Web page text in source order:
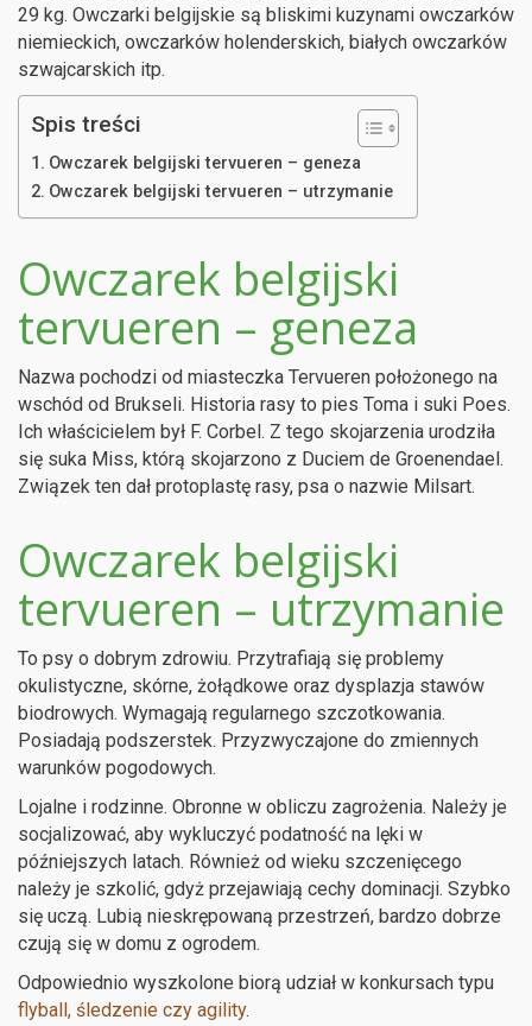
29 kg. Owczarki belgijskie są bliskimi kuzynami owczarków
niemieckich, owczarków holenderskich, białych owczarków
szwajcarskich itp.
Spis treści
Owczarek belgijski tervueren – geneza
Owczarek belgijski tervueren – utrzymanie
Owczarek belgijski
tervueren – geneza
Nazwa pochodzi od miasteczka Tervueren położonego na
wschód od Brukseli. Historia rasy to pies Toma i suki Poes.
Ich właścicielem był F. Corbel. Z tego skojarzenia urodziła
się suka Miss, którą skojarzono z Duciem de Groenendael.
Związek ten dał protoplastę rasy, psa o nazwie Milsart.
Owczarek belgijski
tervueren – utrzymanie
To psy o dobrym zdrowiu. Przytrafiają się problemy
okulistyczne, skórne, żołądkowe oraz dysplazja stawów
biodrowych. Wymagają regularnego szczotkowania.
Posiadają podszerstek. Przyzwyczajone do zmiennych
warunków pogodowych.
Lojalne i rodzinne. Obronne w obliczu zagrożenia. Należy je
socjalizować, aby wykluczyć podatność na lęki w
późniejszych latach. Również od wieku szczenięcego
należy je szkolić, gdyż przejawiają cechy dominacji. Szybko
się uczą. Lubią nieskrępowaną przestrzeń, bardzo dobrze
czują się w domu z ogrodem.
Odpowiednio wyszkolone biorą udział w konkursach typu
flyball, śledzenie czy agility.